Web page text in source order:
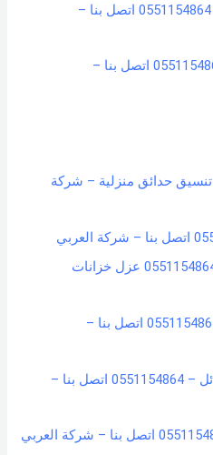
شركة مكافحة حشرات بحائل – 0551154864 اتصل بنا –
فك وتركيب مكيفات بحائل – 0551154864 اتصل بنا –
حدائق منزلية – شركة
شركة تنظيف خزانات بعرعر – 0551154864 عزل خزانات
شركة تنظيف موكيت بحائل – 0551154864 اتصل بنا –
شركة كشف تسربات المياه بحائل – 0551154864 اتصل بنا –